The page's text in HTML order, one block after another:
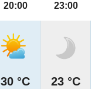
20:00
30 °C
23:00
23 °C